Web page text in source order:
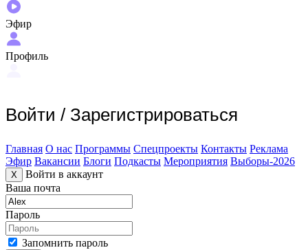
Эфир
Профиль
Войти / Зарегистрироваться
Главная О нас Программы Спецпроекты Контакты Реклама
Эфир Вакансии Блоги Подкасты Мероприятия Выборы-2026
X
Войти в аккаунт
Ваша почта
Пароль
Запомнить пароль